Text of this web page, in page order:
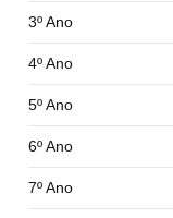
3º Ano
4º Ano
5º Ano
6º Ano
7º Ano